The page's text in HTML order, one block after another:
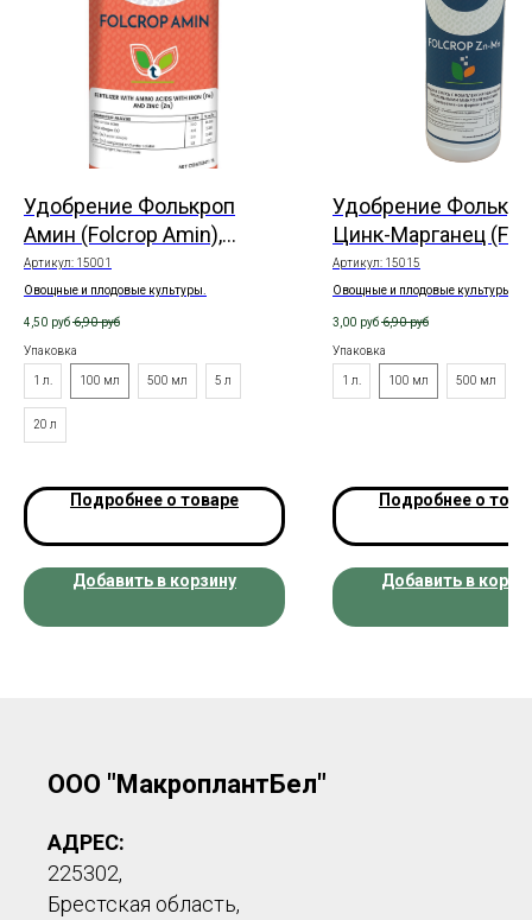
Удобрение Фолькроп
Амин (Folcrop Amin),
жидкое
Артикул: 15001
Овощные и плодовые культуры.
4,50 руб 6,90 руб
Упаковка
1 л. 100 мл 500 мл 5 л
20 л
Подробнее о товаре
Добавить в корзину
Удобрение
Цинк-Марганец
Zn-Mn), жидкое
Артикул: 15015
Овощные и плодовые культуры.
3,00 руб 6,90 руб
Упаковка
1 л. 100 мл 500 мл
Подробнее о
Добавить в
ООО "МакроплантБел"
АДРЕС:
225302,
Брестская область,